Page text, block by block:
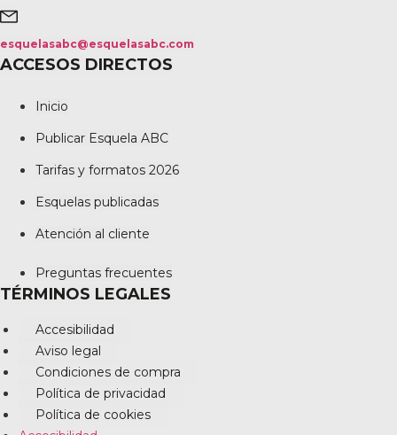
esquelasabc@esquelasabc.com
ACCESOS DIRECTOS
Inicio
Publicar Esquela ABC
Tarifas y formatos 2026
Esquelas publicadas
Atención al cliente
Preguntas frecuentes
TÉRMINOS LEGALES
Accesibilidad
Aviso legal
Condiciones de compra
Política de privacidad
Política de cookies